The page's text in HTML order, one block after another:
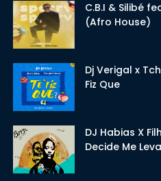
C.B.I & Silibé
(Afro House)
Dj Verigal x
Fiz Que
DJ Habias X
Decide Me